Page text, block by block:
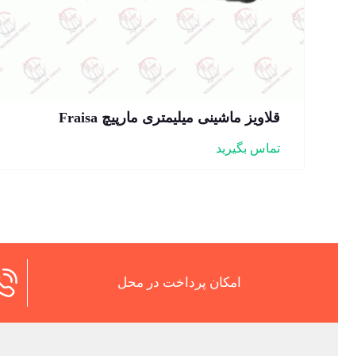
قلاویز ماشینی میلیمتری مارپیچ Fraisa
تماس بگیرید
امکان پرداخت در محل